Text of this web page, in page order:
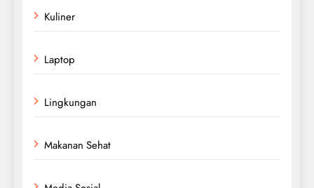
Kuliner
Laptop
Lingkungan
Makanan Sehat